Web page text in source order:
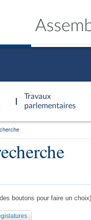
Travaux
parlementaires
boutons pour faire un choix)